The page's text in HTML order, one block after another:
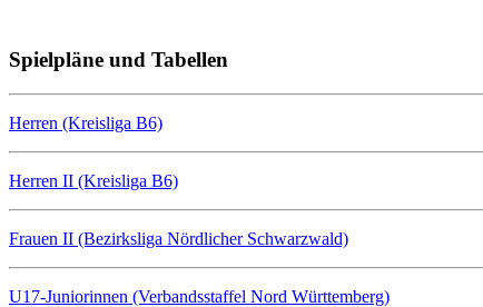
Spielpläne und Tabellen
Herren (Kreisliga B6)
Herren II (Kreisliga B6)
Frauen II (Bezirksliga Nördlicher Schwarzwald)
U17-Juniorinnen (Verbandsstaffel Nord Württemberg)